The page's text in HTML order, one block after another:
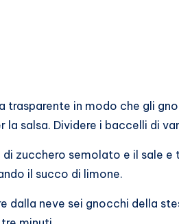
trasparente in modo che gli
salsa. Dividere i baccelli di
zucchero semolato e il sale
il succo di limone.
dalla neve sei gnocchi della